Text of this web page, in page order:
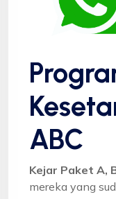
ABC
Kejar Paket A,
mereka yang